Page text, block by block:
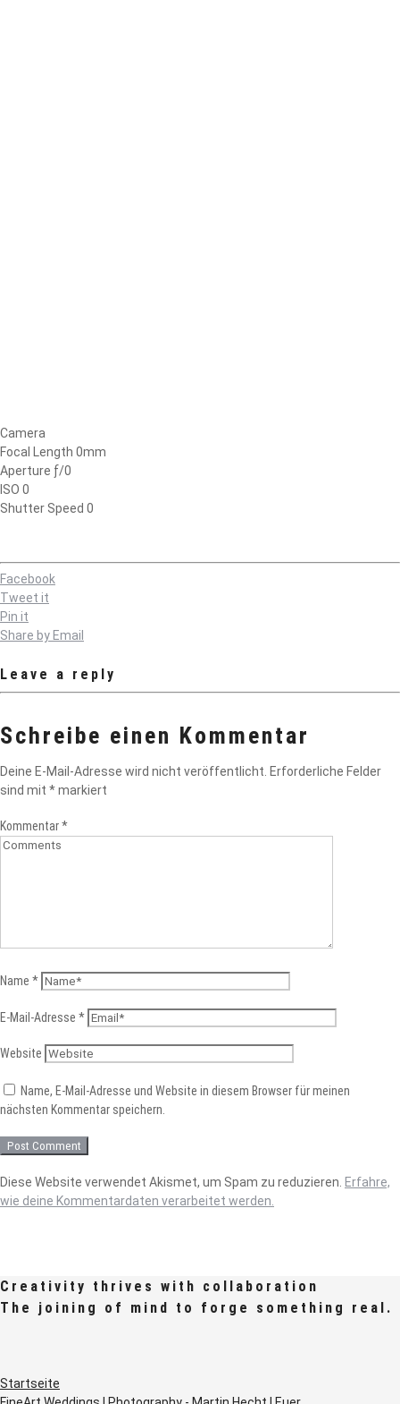
Camera
Focal Length 0mm
Aperture ƒ/0
ISO 0
Shutter Speed 0
Facebook
Tweet it
Pin it
Share by Email
Leave a reply
Schreibe einen Kommentar
Deine E-Mail-Adresse wird nicht veröffentlicht. Erforderliche Felder
sind mit *markiert
Kommentar*
Name *
E-Mail-Adresse *
Website
Name, E-Mail-Adresse und Website in diesem Browser für meinen
nächsten Kommentar speichern.
Diese Website verwendet Akismet, um Spam zu reduzieren. Erfahre,
wie deine Kommentardaten verarbeitet werden.
Creativity thrives with collaboration
The joining of mind to forge something real.
Startseite